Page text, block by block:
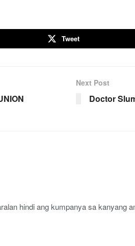
Tweet
Next Post
Doctor
hindi ang kumpanya sa kanyang